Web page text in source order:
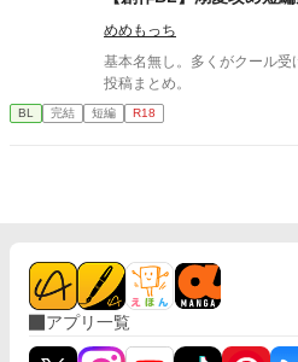
めめもっち
基本名無し。多くがクール
投稿まとめ。
BL 完結 短編 R18
アプリ一覧